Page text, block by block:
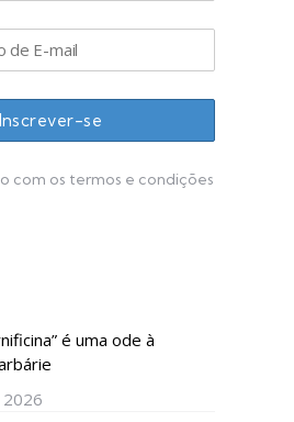
com os termos e condições
é uma ode à